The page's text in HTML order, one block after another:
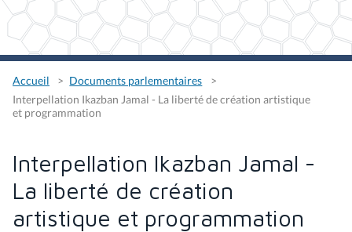
Accueil
Documents parlementaires
Interpellation Ikazban Jamal - La liberté de création artistique
et programmation
Interpellation Ikazban Jamal -
La liberté de création
artistique et programmation